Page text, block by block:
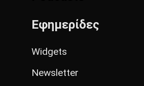
Εφημερίδες
Widgets
Newsletter